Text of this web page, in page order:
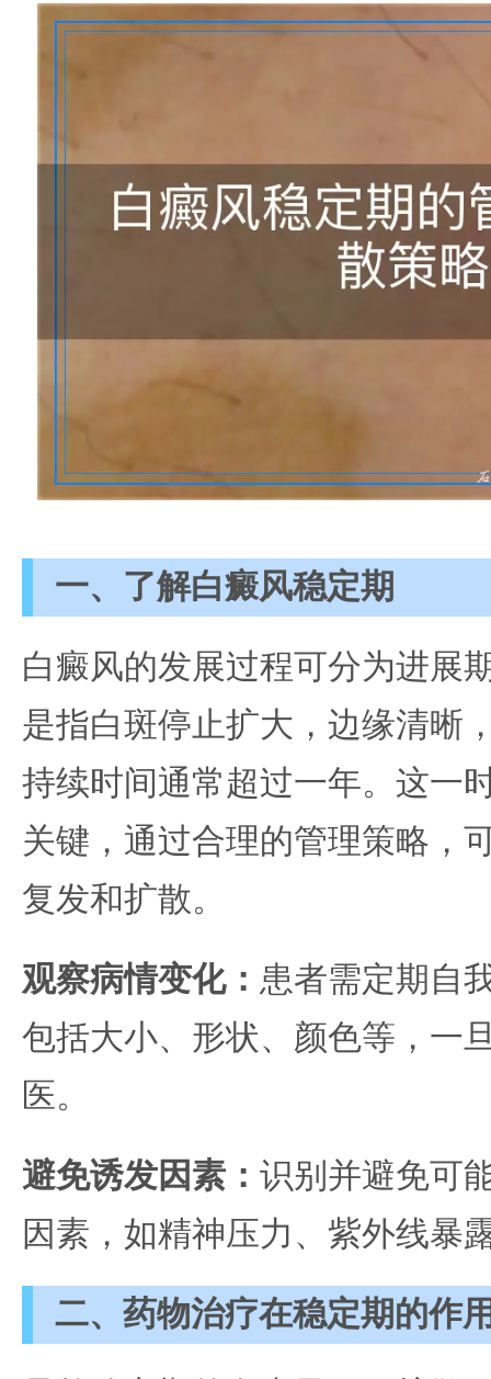
一、了解白癜风稳定期
白癜风的发展过程可分为进展
是指白斑停止扩大，边缘清晰
持续时间通常超过一年。这一
关键，通过合理的管理策略，
复发和扩散。
观察病情变化： 患者需定期自
包括大小、形状、颜色等，一
医。
避免诱发因素： 识别并避免可
因素，如精神压力、紫外线暴
二、药物治疗在稳定期的作